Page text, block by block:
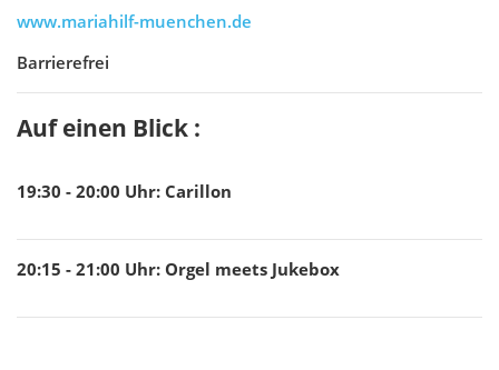
www.mariahilf-muenchen.de
Barrierefrei
Auf einen Blick :
19:30 - 20:00 Uhr: Carillon
20:15 - 21:00 Uhr: Orgel meets Jukebox